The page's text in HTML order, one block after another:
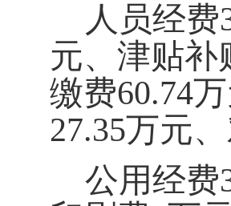
人员经费
元、津贴补
缴费60.74
27.35万元、
公用经费